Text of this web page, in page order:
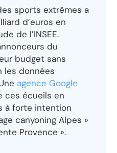
sports extrêmes a
d’euros en
de l’INSEE.
du
budget sans
les données
agence Google
ces écueils en
à forte intention
canyoning Alpes »
Provence ».